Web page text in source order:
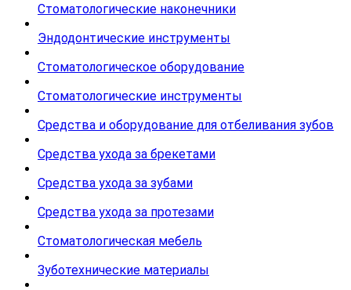
Стоматологические наконечники
Эндодонтические инструменты
Стоматологическое оборудование
Стоматологические инструменты
Средства и оборудование для отбеливания зубов
Средства ухода за брекетами
Средства ухода за зубами
Средства ухода за протезами
Стоматологическая мебель
Зуботехнические материалы